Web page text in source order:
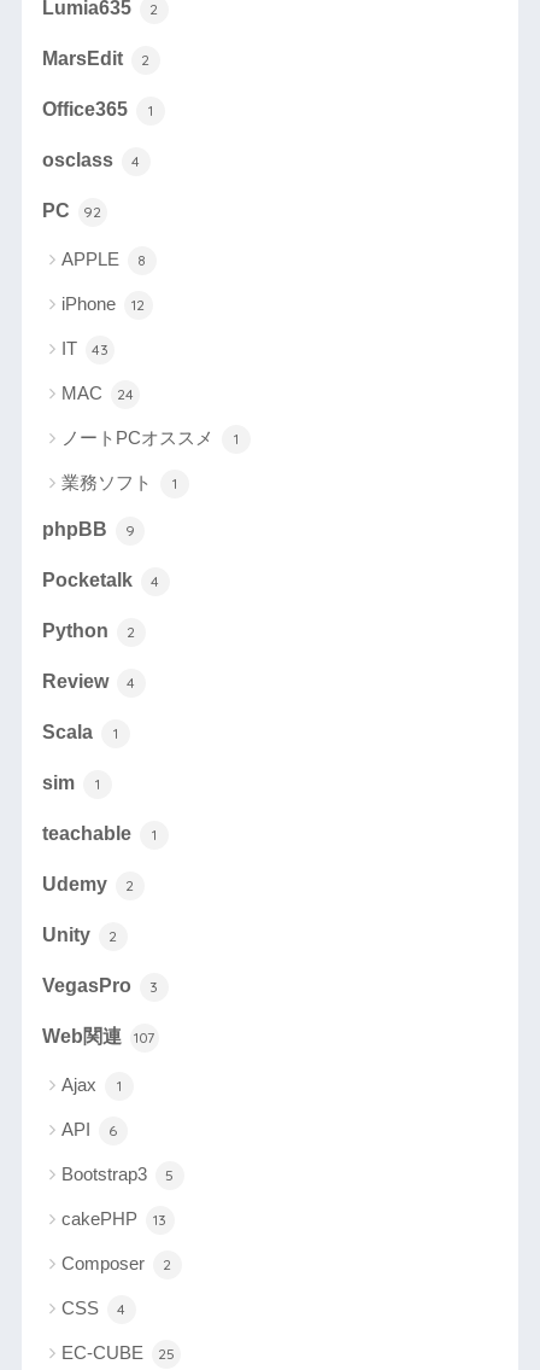
Lumia635 2
MarsEdit 2
Office365 1
osclass 4
PC 92
APPLE 8
iPhone 12
IT 43
MAC 24
ノートPCオススメ 1
業務ソフト 1
phpBB 9
Pocketalk 4
Python 2
Review 4
Scala 1
sim 1
teachable 1
Udemy 2
Unity 2
VegasPro 3
Web関連 107
Ajax 1
API 6
Bootstrap3 5
cakePHP 13
Composer 2
CSS 4
EC-CUBE 25